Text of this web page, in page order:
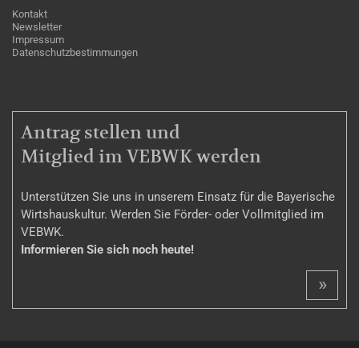
Kontakt
Newsletter
Impressum
Datenschutzbestimmungen
MITGLIEDSCHAFT
Antrag stellen und
Mitglied im VEBWK werden
Unterstützen Sie uns in unserem Einsatz für die Bayerische
Wirtshauskultur. Werden Sie Förder- oder Vollmitglied im
VEBWK.
Informieren Sie sich noch heute!
»